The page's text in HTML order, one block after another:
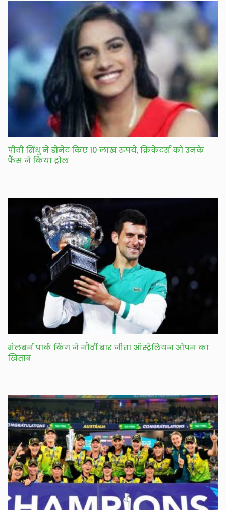
पीवी सिंधु ने डोनेट किए 10 लाख रुपये, क्रिकेटर्स को उनके
फैंस ने किया ट्रोल
मेलबर्न पार्क किंग ने नौवीं बार जीता ऑस्ट्रेलियन ओपन का
खिताब